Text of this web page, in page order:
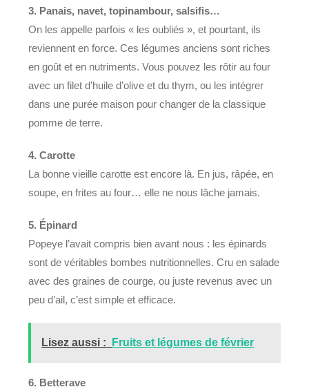
3. Panais, navet, topinambour, salsifis…
On les appelle parfois « les oubliés », et pourtant, ils
reviennent en force. Ces légumes anciens sont riches
en goût et en nutriments. Vous pouvez les rôtir au four
avec un filet d’huile d’olive et du thym, ou les intégrer
dans une purée maison pour changer de la classique
pomme de terre.
4. Carotte
La bonne vieille carotte est encore là. En jus, râpée, en
soupe, en frites au four… elle ne nous lâche jamais.
5. Épinard
Popeye l’avait compris bien avant nous : les épinards
sont de véritables bombes nutritionnelles. Cru en salade
avec des graines de courge, ou juste revenus avec un
peu d’ail, c’est simple et efficace.
Lisez aussi : Fruits et légumes de février
6. Betterave